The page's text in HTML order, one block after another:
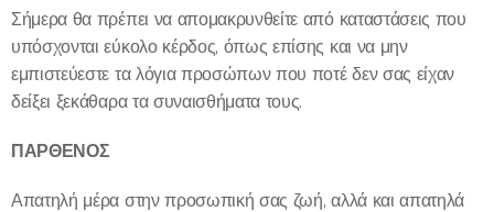
Σήμερα θα πρέπει να απομακρυνθείτε από καταστάσεις που
υπόσχονται εύκολο κέρδος, όπως επίσης και να μην
εμπιστεύεστε τα λόγια προσώπων που ποτέ δεν σας είχαν
δείξει ξεκάθαρα τα συναισθήματα τους.
ΠΑΡΘΕΝΟΣ
Απατηλή μέρα στην προσωπική σας ζωή, αλλά και απατηλά